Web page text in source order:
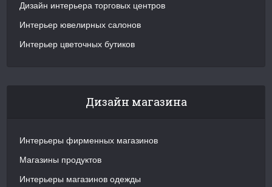
Дизайн интерьера торговых центров
Интерьер ювелирных салонов
Интерьер цветочных бутиков
Дизайн магазина
Интерьеры фирменных магазинов
Магазины продуктов
Интерьеры магазинов одежды